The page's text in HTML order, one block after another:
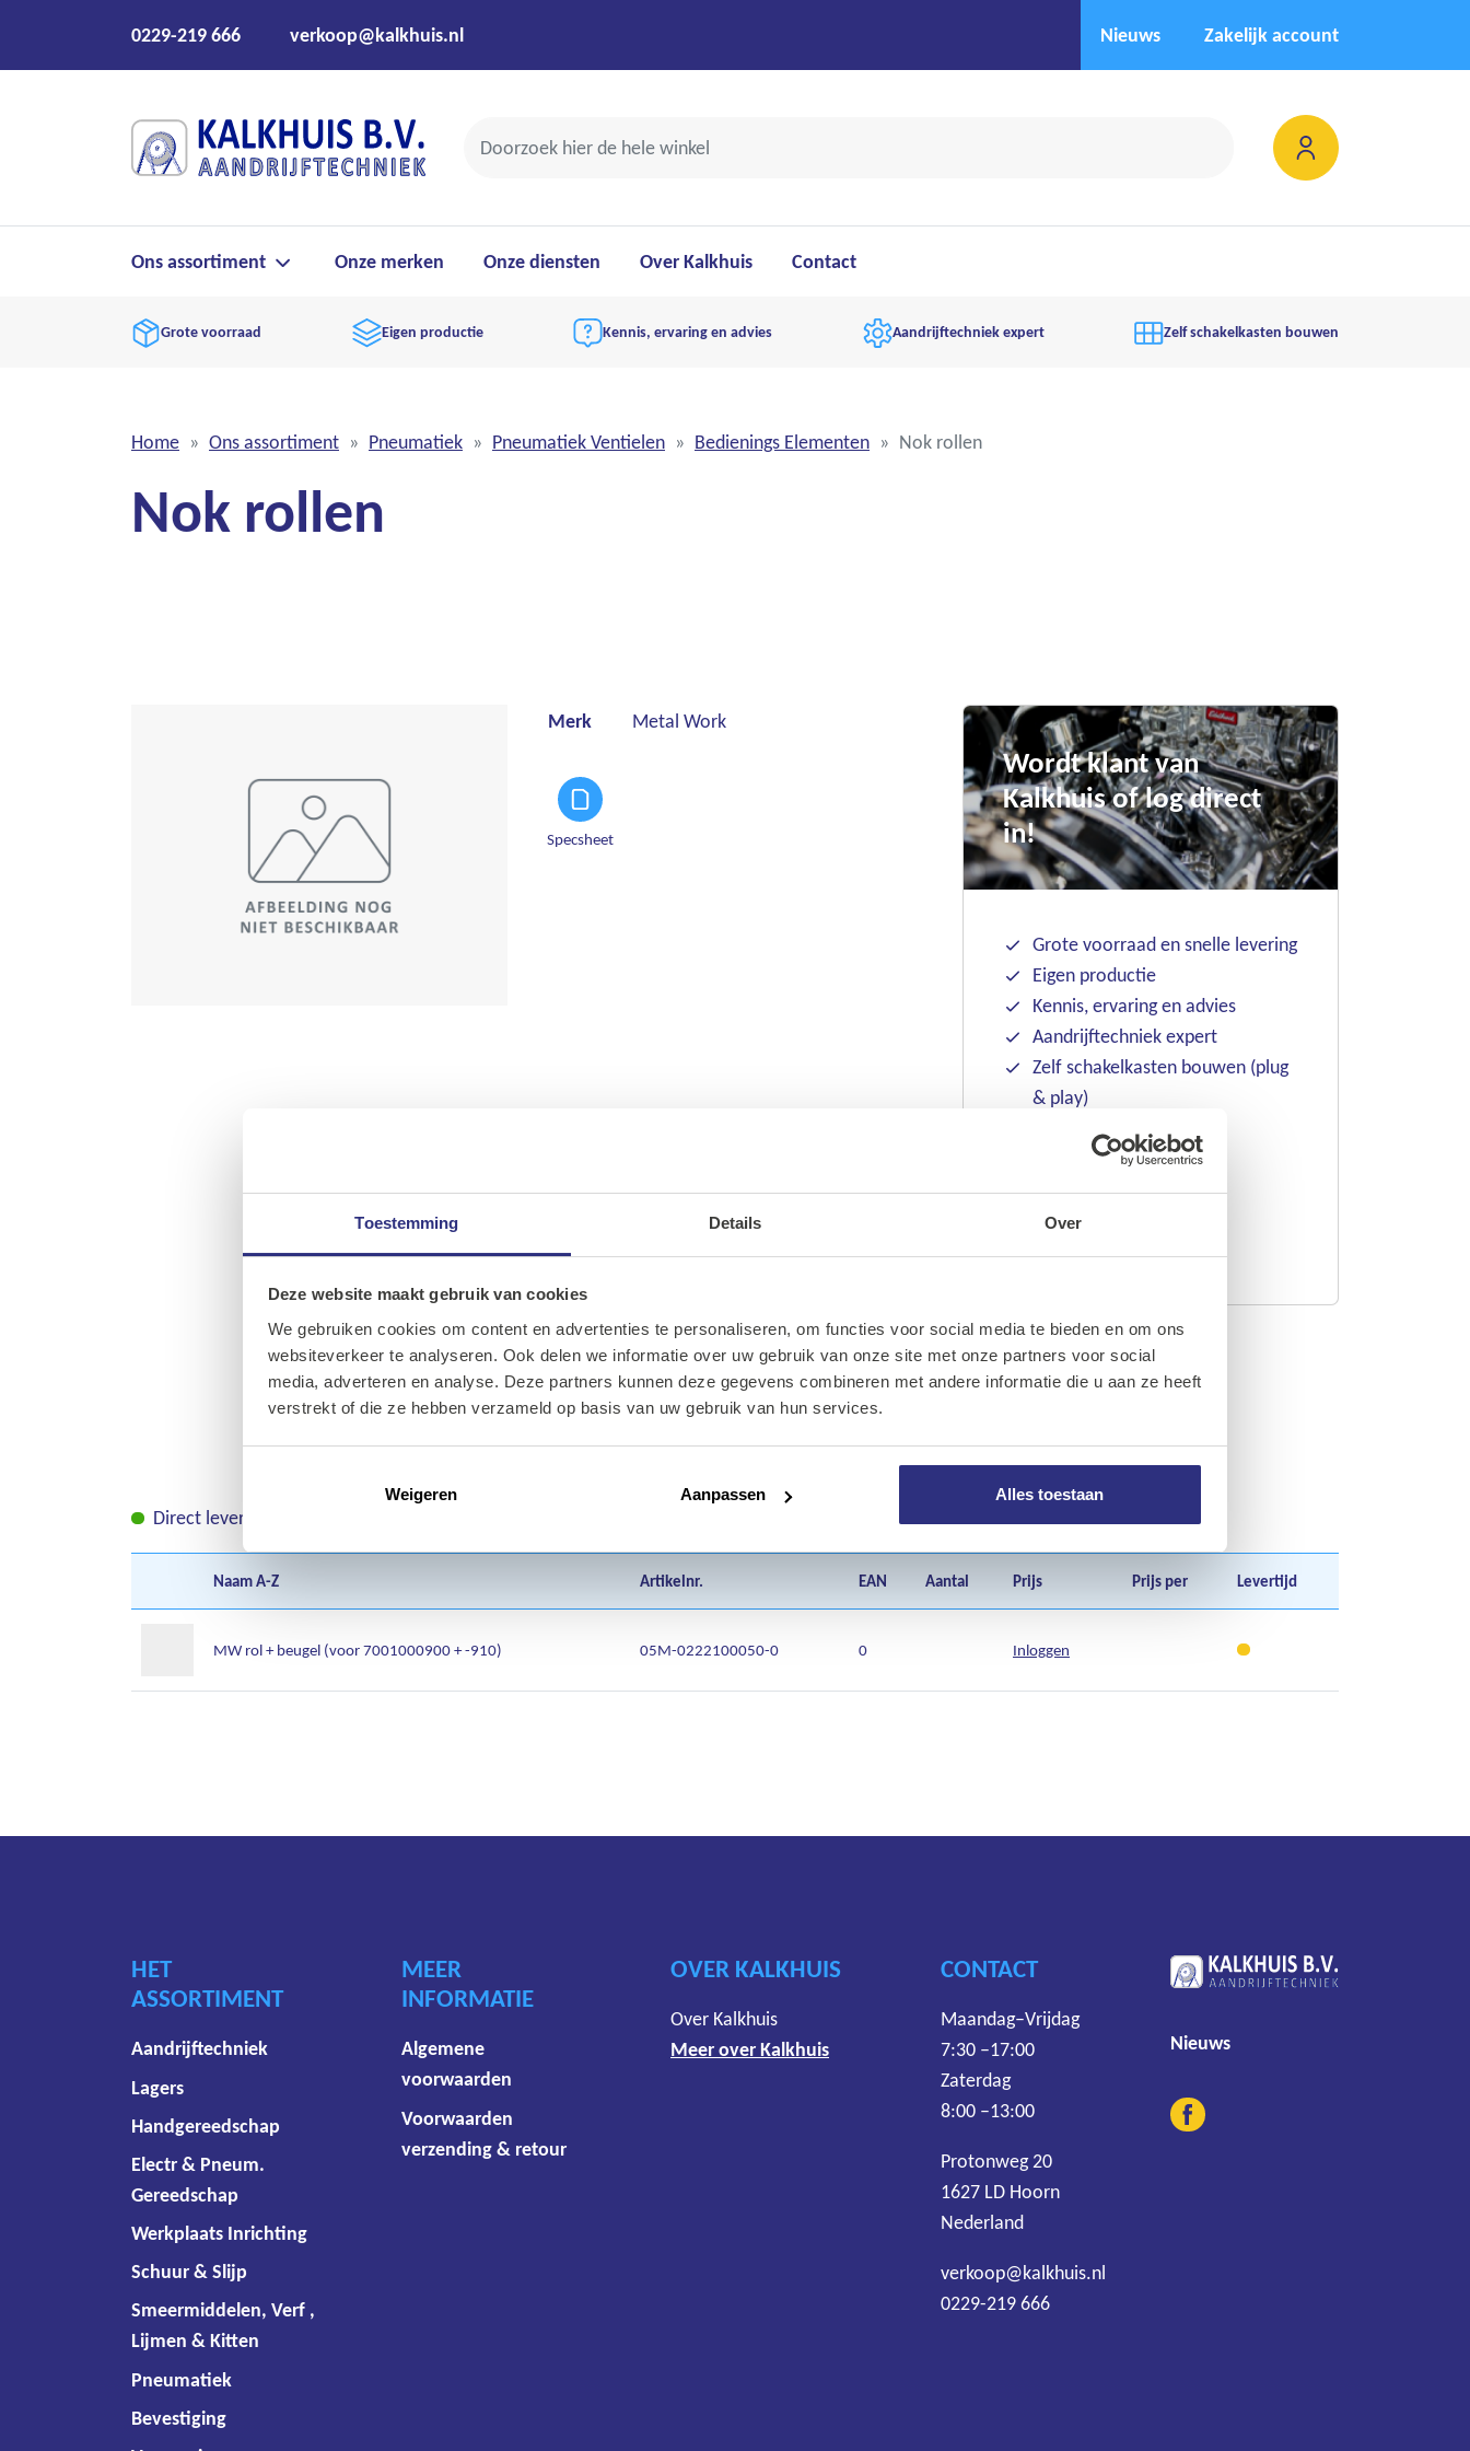
Toestemming Details Over
Deze website maakt gebruik van cookies
We gebruiken cookies om content en advertenties te personaliseren, om functies voor social media te bieden en om ons
websiteverkeer te analyseren. Ook delen we informatie over uw gebruik van onze site met onze partners voor social
media, adverteren en analyse. Deze partners kunnen deze gegevens combineren met andere informatie die u aan ze heeft
verstrekt of die ze hebben verzameld op basis van uw gebruik van hun services.
Weigeren Aanpassen Alles toestaan
Onze diensten
Over Kalkhuis
Contact
0229-219 666 verkoop@kalkhuis.nl Nieuws Zakelijk account
Ons assortiment Onze merken Onze diensten Over Kalkhuis Contact
Grote voorraad Eigen productie Kennis, ervaring en advies Aandrijftechniek expert Zelf schakelkasten bouwen
Home Ons assortiment Pneumatiek Pneumatiek Ventielen Bedienings Elementen Nok rollen
Nok rollen
Merk Metal Work
Specsheet
Wordt klant van
Kalkhuis of log direct
in!
Grote voorraad en snelle levering
Eigen productie
Kennis, ervaring en advies
Aandrijftechniek expert
Zelf schakelkasten bouwen (plug
& play)
Account aanmaken
Direct leverbaar
NaamA-Z Artikelnr. EAN Aantal Prijs Prijs per Levertijd
MW rol + beugel (voor 7001000900 + -910) 05M-0222100050-0 0 Inloggen
HET
ASSORTIMENT
Aandrijftechniek
Lagers
Handgereedschap
Electr & Pneum.
Gereedschap
Werkplaats Inrichting
Schuur & Slijp
Smeermiddelen, Verf ,
Lijmen & Kitten
Pneumatiek
Bevestiging
MEER
INFORMATIE
Algemene
voorwaarden
Voorwaarden
verzending & retour
OVER KALKHUIS
Over Kalkhuis
Meer over Kalkhuis
CONTACT
Maandag–Vrijdag
7:30 –17:00
Zaterdag
8:00 –13:00
Protonweg 20
1627 LD Hoorn
Nederland
verkoop@kalkhuis.nl
0229-219 666
Nieuws